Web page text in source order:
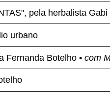
pela herbalista Gabi
urbano
Fernanda Botelho • com